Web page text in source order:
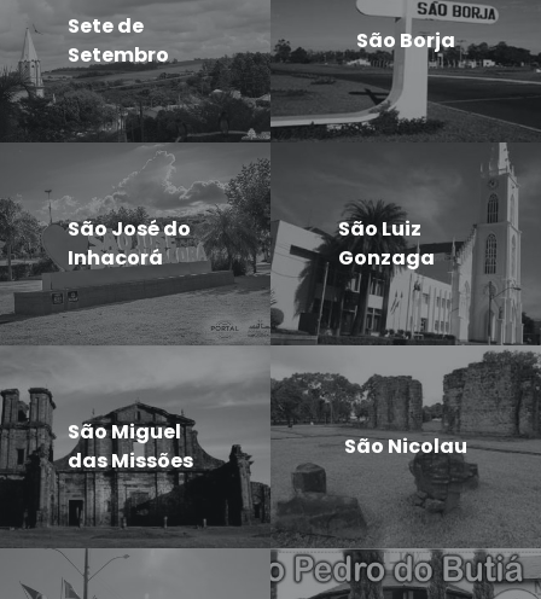
Sete de
Setembro
São Borja
São José do
Inhacorá
São Luiz
Gonzaga
São Miguel
das Missões
São Nicolau